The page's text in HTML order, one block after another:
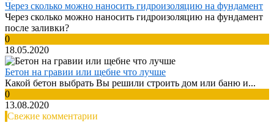
Через сколько можно наносить гидроизоляцию на фундамент
Через сколько можно наносить гидроизоляцию на фундамент
после заливки?
0
18.05.2020
Бетон на гравии или щебне что лучше
Какой бетон выбрать Вы решили строить дом или баню и...
0
13.08.2020
Свежие комментарии